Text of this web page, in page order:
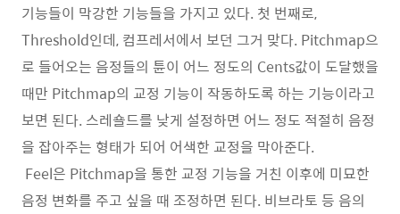
기능들이 막강한 기능들을 가지고 있다. 첫 번째로,
Threshold인데, 컴프레서에서 보던 그거 맞다. Pitchmap으
로 들어오는 음정들의 튠이 어느 정도의 Cents값이 도달했을
때만 Pitchmap의 교정 기능이 작동하도록 하는 기능이라고
보면 된다. 스레숄드를 낮게 설정하면 어느 정도 적절히 음정
을 잡아주는 형태가 되어 어색한 교정을 막아준다.
Feel은 Pitchmap을 통한 교정 기능을 거친 이후에 미묘한
음정 변화를 주고 싶을 때 조정하면 된다. 비브라토 등 음의